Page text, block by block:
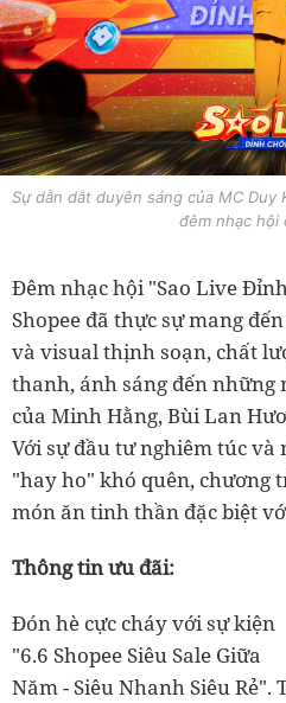
Sự dẫn dắt duyên sáng của MC
đêm nhạc hội
Đêm nhạc hội "Sao Live
Shopee đã thực sự mang
và visual thịnh soạn, chất
thanh, ánh sáng đến
của Minh Hằng, Bùi Lan
Với sự đầu tư nghiêm túc
"hay ho" khó quên, chương
món ăn tinh thần đặc biệt
Thông tin ưu đãi:
Đón hè cực cháy với sự kiện
"6.6 Shopee Siêu Sale Giữa
Năm - Siêu Nhanh Siêu Rẻ".